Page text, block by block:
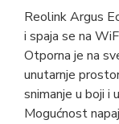
Reolink Argus
i spaja se na
Otporna je na
unutarnje
snimanje u boji i
Mogućnost